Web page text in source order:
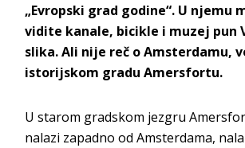
„Evropski grad godine“. U njemu
vidite kanale, bicikle i muzej pun
slika. Ali nije reč o Amsterdamu,
istorijskom gradu Amersfortu.
U starom gradskom jezgru
nalazi zapadno od Amsterdama,